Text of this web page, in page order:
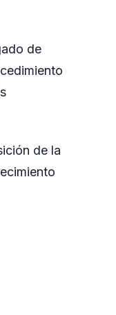
de
de la